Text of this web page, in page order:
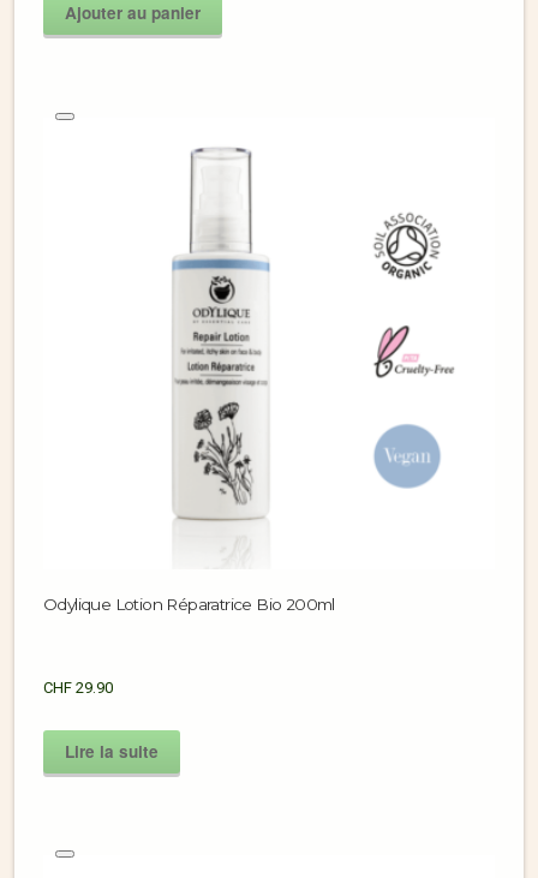
Ajouter au panier
Odylique Lotion Réparatrice Bio 200ml
CHF 29.90
Lire la suite